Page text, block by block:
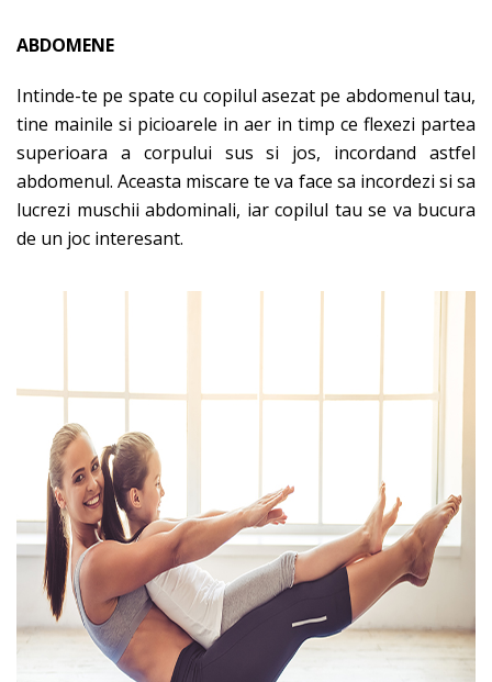
ABDOMENE
Intinde-te pe spate cu copilul asezat pe abdomenul tau,
tine mainile si picioarele in aer in timp ce flexezi partea
superioara a corpului sus si jos, incordand astfel
abdomenul. Aceasta miscare te va face sa incordezi si sa
lucrezi muschii abdominali, iar copilul tau se va bucura
de un joc interesant.